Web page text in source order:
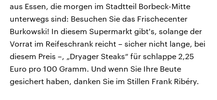
aus Essen, die morgen im Stadtteil Borbeck-Mitte
unterwegs sind: Besuchen Sie das Frischecenter
Burkowski! In diesem Supermarkt gibt's, solange der
Vorrat im Reifeschrank reicht – sicher nicht lange, bei
diesem Preis –, „Dryager Steaks“ für schlappe 2,25
Euro pro 100 Gramm. Und wenn Sie Ihre Beute
gesichert haben, danken Sie im Stillen Frank Ribéry.